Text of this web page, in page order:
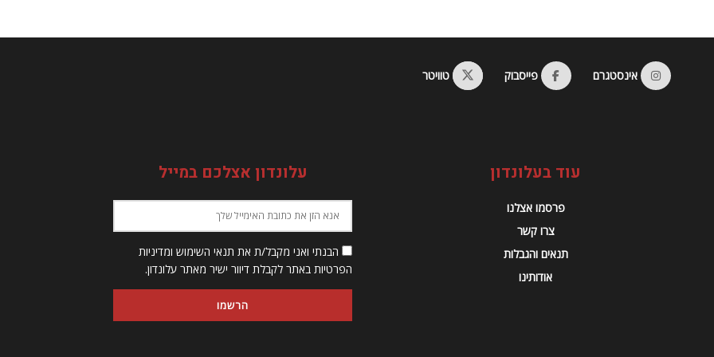
אינסטגרם פייסבוק טוויטר
עוד בעלונדון
פרסמו אצלנו
צרו קשר
תנאים והגבלות
אודותינו
עלונדון אצלכם במייל
הבנתי ואני מקבל/ת את תנאי השימוש ומדיניות
הפרטיות באתר לקבלת דיוור ישיר מאתר עלונדון.